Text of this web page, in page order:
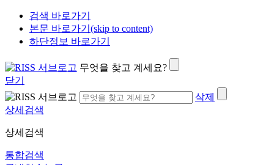
검색 바로가기
본문 바로가기(skip to content)
하단정보 바로가기
무엇을 찾고 계세요?
닫기
삭제
상세검색
상세검색
통합검색